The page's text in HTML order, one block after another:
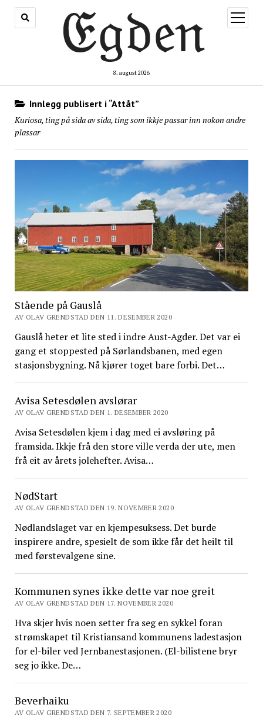
8. august 2026
åpne
meny
Innlegg publisert i “Attåt”
Kuriosa, ting på sida av sida, ting som ikkje passar inn nokon andre
plassar
Stående på Gauslå
AV OLAV GRENDSTAD DEN 11. DESEMBER 2020
Gauslå heter et lite sted i indre Aust-Agder. Det var ei
gang et stoppested på Sørlandsbanen, med egen
stasjonsbygning. Nå kjører toget bare forbi. Det…
Avisa Setesdølen avslørar
AV OLAV GRENDSTAD DEN 1. DESEMBER 2020
Avisa Setesdølen kjem i dag med ei avsløring på
framsida. Ikkje frå den store ville verda der ute, men
frå eit av årets jolehefter. Avisa…
NødStart
AV OLAV GRENDSTAD DEN 19. NOVEMBER 2020
Nødlandslaget var en kjempesuksess. Det burde
inspirere andre, spesielt de som ikke får det heilt til
med førstevalgene sine.
Kommunen synes ikke dette var noe greit
AV OLAV GRENDSTAD DEN 17. NOVEMBER 2020
Hva skjer hvis noen setter fra seg en sykkel foran
strømskapet til Kristiansand kommunens ladestasjon
for el-biler ved Jernbanestasjonen. (El-bilistene bryr
seg jo ikke. De…
Beverhaiku
AV OLAV GRENDSTAD DEN 7. SEPTEMBER 2020